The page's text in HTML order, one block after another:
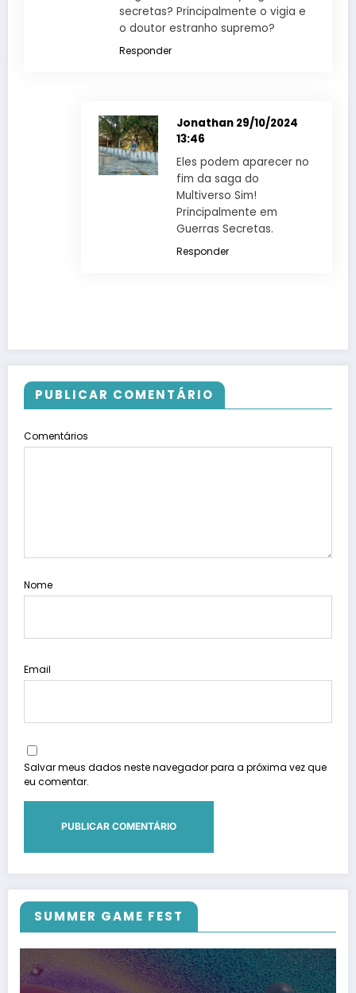
secretas? Principalmente o vigia e
o doutor estranho supremo?
Responder
Jonathan 29/10/2024
13:46
Eles podem aparecer no
fim da saga do
Multiverso Sim!
Principalmente em
Guerras Secretas.
Responder
PUBLICAR COMENTÁRIO
Comentários
Nome
Email
Salvar meus dados neste navegador para a próxima vez que
eu comentar.
SUMMER GAME FEST